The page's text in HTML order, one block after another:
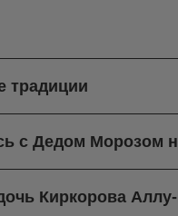
традиции
с Дедом Морозом
Киркорова